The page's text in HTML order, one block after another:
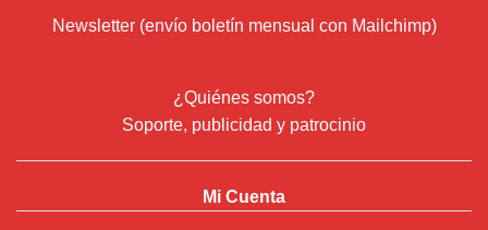
Newsletter (envío boletín mensual con Mailchimp)
¿Quiénes somos?
Soporte, publicidad y patrocinio
Mi Cuenta